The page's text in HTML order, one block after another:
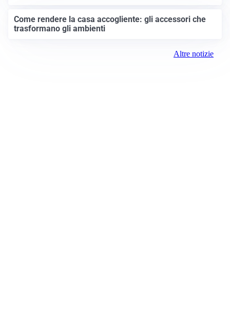
Come rendere la casa accogliente: gli accessori che
trasformano gli ambienti
Altre notizie